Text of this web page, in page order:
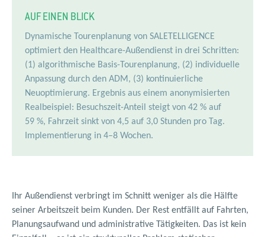
AUF EINEN BLICK
Dynamische Tourenplanung von SALETELLIGENCE
optimiert den Healthcare-Außendienst in drei Schritten:
(1) algorithmische Basis-Tourenplanung, (2) individuelle
Anpassung durch den ADM, (3) kontinuierliche
Neuoptimierung. Ergebnis aus einem anonymisierten
Realbeispiel: Besuchszeit-Anteil steigt von 42 % auf
59 %, Fahrzeit sinkt von 4,5 auf 3,0 Stunden pro Tag.
Implementierung in 4–8 Wochen.
Ihr Außendienst verbringt im Schnitt weniger als die Hälfte
seiner Arbeitszeit beim Kunden. Der Rest entfällt auf Fahrten,
Planungsaufwand und administrative Tätigkeiten. Das ist kein